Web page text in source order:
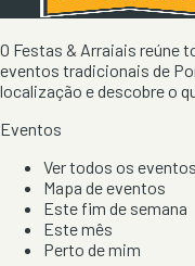
O Festas & Arraiais reúne
eventos tradicionais de
localização e descobre o
Eventos
Ver todos os eventos
Mapa de eventos
Este fim de semana
Este mês
Perto de mim